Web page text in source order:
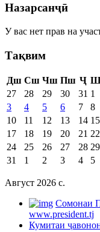
Назарсанҷӣ
У вас нет прав на
Тақвим
Дш Сш Чш Пш Ҷ
27
28 29 30 31 1
3
4 5 6 7 8
10
11 12 13 14 15
17
18 19 20 21 22
24
25 26 27 28 29
31
1 2 3 4 5
Август 2026 c.
Cомонаи
www.president.tj
Кумитаи